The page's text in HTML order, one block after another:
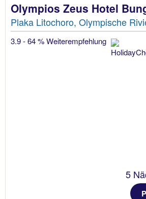
Olympios Zeus Hotel
Plaka Litochoro, Olympische
3.9 - 64 % Weiterempfehlung
5